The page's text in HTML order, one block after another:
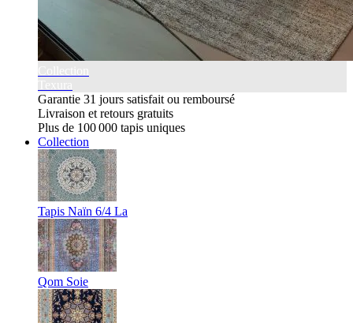
Garantie 31 jours satisfait ou remboursé
Livraison et retours gratuits
Plus de 100 000 tapis uniques
Collection
Tapis Naïn 6/4 La
Qom Soie